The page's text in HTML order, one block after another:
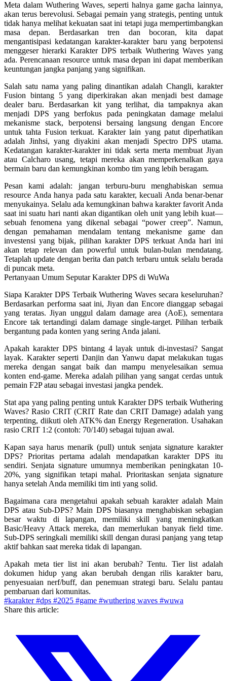
Meta dalam Wuthering Waves, seperti halnya game gacha lainnya,
akan terus berevolusi. Sebagai pemain yang strategis, penting untuk
tidak hanya melihat kekuatan saat ini tetapi juga mempertimbangkan
masa depan. Berdasarkan tren dan bocoran, kita dapat
mengantisipasi kedatangan karakter-karakter baru yang berpotensi
menggeser hierarki Karakter DPS terbaik Wuthering Waves yang
ada. Perencanaan resource untuk masa depan ini dapat memberikan
keuntungan jangka panjang yang signifikan.
Salah satu nama yang paling dinantikan adalah Changli, karakter
Fusion bintang 5 yang diperkirakan akan menjadi best damage
dealer baru. Berdasarkan kit yang terlihat, dia tampaknya akan
menjadi DPS yang berfokus pada peningkatan damage melalui
mekanisme stack, berpotensi bersaing langsung dengan Encore
untuk tahta Fusion terkuat. Karakter lain yang patut diperhatikan
adalah Jinhsi, yang diyakini akan menjadi Spectro DPS utama.
Kedatangan karakter-karakter ini tidak serta merta membuat Jiyan
atau Calcharo usang, tetapi mereka akan memperkenalkan gaya
bermain baru dan kemungkinan kombo tim yang lebih beragam.
Pesan kami adalah: jangan terburu-buru menghabiskan semua
resource Anda hanya pada satu karakter, kecuali Anda benar-benar
menyukainya. Selalu ada kemungkinan bahwa karakter favorit Anda
saat ini suatu hari nanti akan digantikan oleh unit yang lebih kuat—
sebuah fenomena yang dikenal sebagai “power creep”. Namun,
dengan pemahaman mendalam tentang mekanisme game dan
investensi yang bijak, pilihan karakter DPS terkuat Anda hari ini
akan tetap relevan dan powerful untuk bulan-bulan mendatang.
Tetaplah update dengan berita dan patch terbaru untuk selalu berada
di puncak meta.
Pertanyaan Umum Seputar Karakter DPS di WuWa
Siapa Karakter DPS Terbaik Wuthering Waves secara keseluruhan?
Berdasarkan performa saat ini, Jiyan dan Encore dianggap sebagai
yang teratas. Jiyan unggul dalam damage area (AoE), sementara
Encore tak tertandingi dalam damage single-target. Pilihan terbaik
bergantung pada konten yang sering Anda jalani.
Apakah karakter DPS bintang 4 layak untuk di-investasi? Sangat
layak. Karakter seperti Danjin dan Yanwu dapat melakukan tugas
mereka dengan sangat baik dan mampu menyelesaikan semua
konten end-game. Mereka adalah pilihan yang sangat cerdas untuk
pemain F2P atau sebagai investasi jangka pendek.
Stat apa yang paling penting untuk Karakter DPS terbaik Wuthering
Waves? Rasio CRIT (CRIT Rate dan CRIT Damage) adalah yang
terpenting, diikuti oleh ATK% dan Energy Regeneration. Usahakan
rasio CRIT 1:2 (contoh: 70/140) sebagai tujuan awal.
Kapan saya harus menarik (pull) untuk senjata signature karakter
DPS? Prioritas pertama adalah mendapatkan karakter DPS itu
sendiri. Senjata signature umumnya memberikan peningkatan 10-
20%, yang signifikan tetapi mahal. Prioritaskan senjata signature
hanya setelah Anda memiliki tim inti yang solid.
Bagaimana cara mengetahui apakah sebuah karakter adalah Main
DPS atau Sub-DPS?Main DPS biasanya menghabiskan sebagian
besar waktu di lapangan, memiliki skill yang meningkatkan
Basic/Heavy Attack mereka, dan memerlukan banyak field time.
Sub-DPS seringkali memiliki skill dengan durasi panjang yang tetap
aktif bahkan saat mereka tidak di lapangan.
Apakah meta tier list ini akan berubah?Tentu. Tier list adalah
dokumen hidup yang akan berubah dengan rilis karakter baru,
penyesuaian nerf/buff, dan penemuan strategi baru. Selalu pantau
pembaruan dari komunitas.
#karakter#dps #2025 #game #wuthering waves #wuwa
Share this article: